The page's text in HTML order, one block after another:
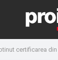
certificarea